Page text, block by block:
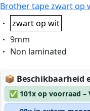
Brother tape zwart op
Eigenschaft:
zwart op wit
Eigenschaft:
9mm
Eigenschaft:
Non laminated
📦 Lagerstatus:
Beschikbaarheid
✅ 101x op voorraad